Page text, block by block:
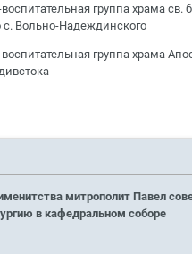
группа храма св.
с. Вольно-Надеждинского
группа храма
митрополит Павел
в кафедральном соборе